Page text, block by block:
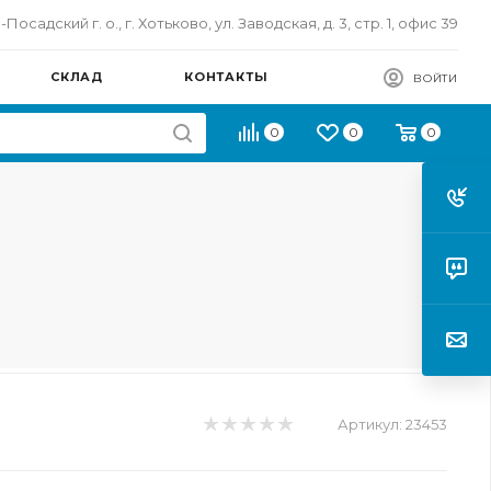
г. о., г. Хотьково, ул. Заводская, д. 3, стр. 1, офис 39
СКЛАД КОНТАКТЫ ВОЙТИ
0 0 0
Артикул: 23453